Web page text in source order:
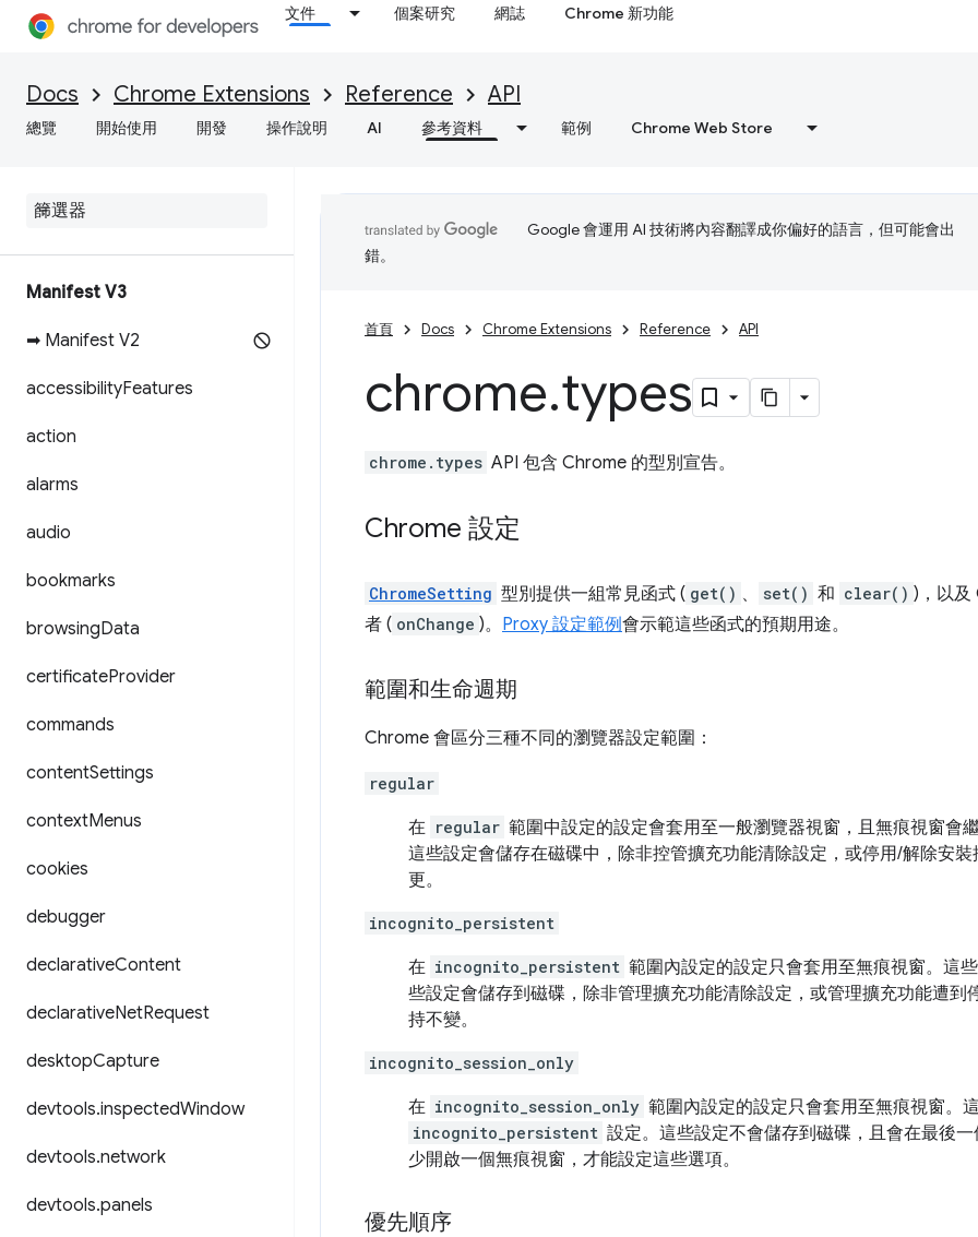
文件 個案研究 網誌 Chrome 新功能
Docs Chrome Extensions Reference API
總覽 開始使用 開發 操作說明 AI 參考資料 範例 Chrome Web Store
Manifest V3
➡ Manifest V2
accessibilityFeatures
action
alarms
audio
bookmarks
browsingData
certificateProvider
commands
contentSettings
contextMenus
cookies
debugger
declarativeContent
declarativeNetRequest
desktopCapture
devtools.inspectedWindow
devtools.network
devtools.panels
Google 會運用 AI 技術將內容翻譯成你偏好的語言，但可能會出
錯。
首頁 Docs Chrome Extensions Reference API
chrome.types
chrome.types API 包含 Chrome 的型別宣告。
Chrome 設定
ChromeSetting 型別提供一組常見函式 ( get() 、 set() 和 clear() )，以及
者 ( onChange )。 Proxy 設定範例會示範這些函式的預期用途。
範圍和生命週期
Chrome 會區分三種不同的瀏覽器設定範圍：
regular
在 regular 範圍中設定的設定會套用至一般瀏覽器視窗，且無痕視窗會
這些設定會儲存在磁碟中，除非控管擴充功能清除設定，或停用/解除安
更。
incognito_persistent
在 incognito_persistent 範圍內設定的設定只會套用至無痕視窗。這
些設定會儲存到磁碟，除非管理擴充功能清除設定，或管理擴充功能遭到
持不變。
incognito_session_only
在 incognito_session_only 範圍內設定的設定只會套用至無痕視窗。
incognito_persistent 設定。這些設定不會儲存到磁碟，且會在最後
少開啟一個無痕視窗，才能設定這些選項。
優先順序